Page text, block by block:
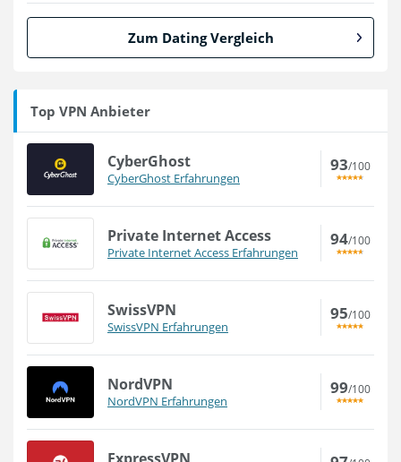
Zum Dating Vergleich
Top VPN Anbieter
CyberGhost
CyberGhost Erfahrungen
93/100
Private Internet Access
Private Internet Access Erfahrungen
94/100
SwissVPN
SwissVPN Erfahrungen
95/100
NordVPN
NordVPN Erfahrungen
99/100
ExpressVPN